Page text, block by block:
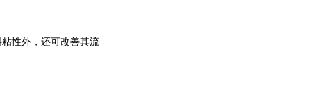
性外，还可改善其流